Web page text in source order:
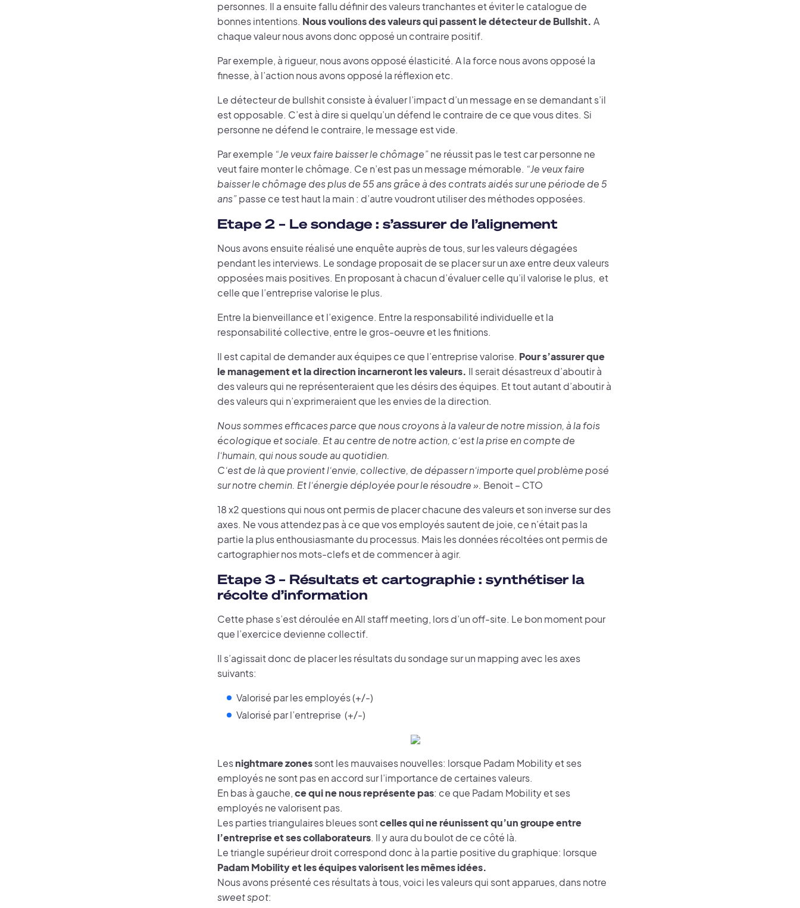
personnes. Il a ensuite fallu définir des valeurs tranchantes et éviter le catalogue de
bonnes intentions. Nous voulions des valeurs qui passent le détecteur de Bullshit. A
chaque valeur nous avons donc opposé un contraire positif.
Par exemple, à rigueur, nous avons opposé élasticité. A la force nous avons opposé la
finesse, à l’action nous avons opposé la réflexion etc.
Le détecteur de bullshit consiste à évaluer l’impact d’un message en se demandant s’il
est opposable. C’est à dire si quelqu’un défend le contraire de ce que vous dites. Si
personne ne défend le contraire, le message est vide.
Par exemple “Je veux faire baisser le chômage”ne réussit pas le test car personne ne
veut faire monter le chômage. Ce n’est pas un message mémorable. “Je veux faire
baisser le chômage des plus de 55 ans grâce à des contrats aidés sur une période de 5
ans”passe ce test haut la main : d’autre voudront utiliser des méthodes opposées.
Etape 2 – Le sondage : s’assurer de l’alignement
Nous avons ensuite réalisé une enquête auprès de tous, sur les valeurs dégagées
pendant les interviews. Le sondage proposait de se placer sur un axe entre deux valeurs
opposées mais positives. En proposant à chacun d’évaluer celle qu’il valorise le plus, et
celle que l’entreprise valorise le plus.
Entre la bienveillance et l’exigence. Entre la responsabilité individuelle et la
responsabilité collective, entre le gros-oeuvre et les finitions.
Il est capital de demander aux équipes ce que l’entreprise valorise. Pour s’assurer que
le management et la direction incarneront les valeurs. Il serait désastreux d’aboutir à
des valeurs qui ne représenteraient que les désirs des équipes. Et tout autant d’aboutir à
des valeurs qui n’exprimeraient que les envies de la direction.
Nous sommes efficaces parce que nous croyons à la valeur de notre mission, à la fois
écologique et sociale. Et au centre de notre action, c’est la prise en compte de
l’humain, qui nous soude au quotidien.
C’est de là que provient l’envie, collective, de dépasser n’importe quel problème posé
sur notre chemin. Et l’énergie déployée pour le résoudre ». Benoit – CTO
18 x2 questions qui nous ont permis de placer chacune des valeurs et son inverse sur des
axes. Ne vous attendez pas à ce que vos employés sautent de joie, ce n’était pas la
partie la plus enthousiasmante du processus. Mais les données récoltées ont permis de
cartographier nos mots-clefs et de commencer à agir.
Etape 3 – Résultats et cartographie : synthétiser la
récolte d’information
Cette phase s’est déroulée en All staff meeting, lors d’un off-site. Le bon moment pour
que l’exercice devienne collectif.
Il s’agissait donc de placer les résultats du sondage sur un mapping avec les axes
suivants:
Valorisé par les employés (+/-)
Valorisé par l’entreprise (+/-)
Lesnightmare zonessont les mauvaises nouvelles: lorsque Padam Mobility et ses
employés ne sont pas en accord sur l’importance de certaines valeurs.
En bas à gauche,ce qui ne nous représente pas: ce que Padam Mobility et ses
employés ne valorisent pas.
Les parties triangulaires bleues sontcelles qui ne réunissent qu’un groupe entre
l’entreprise et ses collaborateurs. Il y aura du boulot de ce côté là.
Le triangle supérieur droit correspond donc à la partie positive du graphique: lorsque
Padam Mobility et les équipes valorisent les mêmes idées.
Nous avons présenté ces résultats à tous, voici les valeurs qui sont apparues, dans notre
sweet spot: